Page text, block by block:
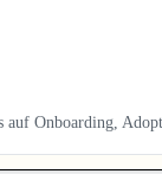
auf Onboarding,